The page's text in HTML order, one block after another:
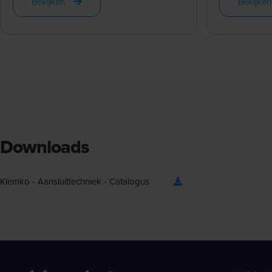
Downloads
Klemko - Aansluittechniek - Catalogus